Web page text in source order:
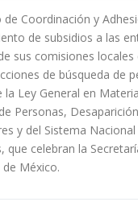
de Coordinación y
de subsidios a las
sus comisiones locales
de búsqueda de
la Ley General en
Personas,
y del Sistema
que celebran la
de México.